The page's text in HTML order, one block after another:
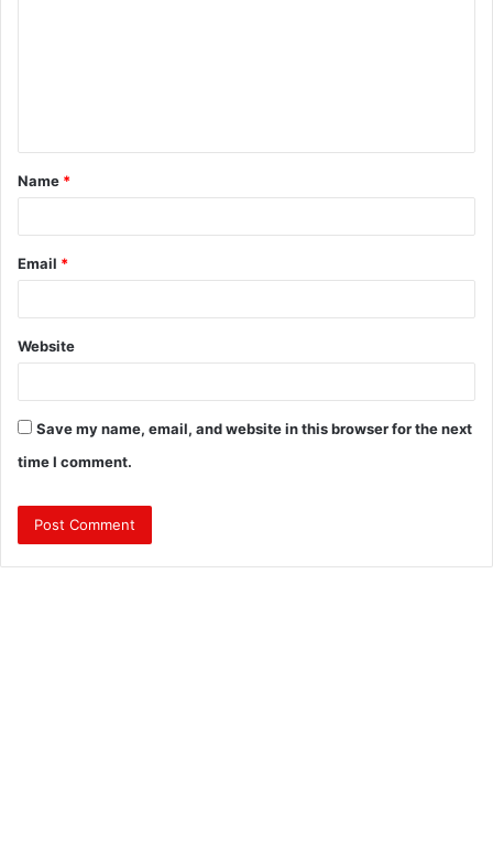
t
*
Name *
Email *
Website
Save my name, email, and website in this browser for the next
time I comment.